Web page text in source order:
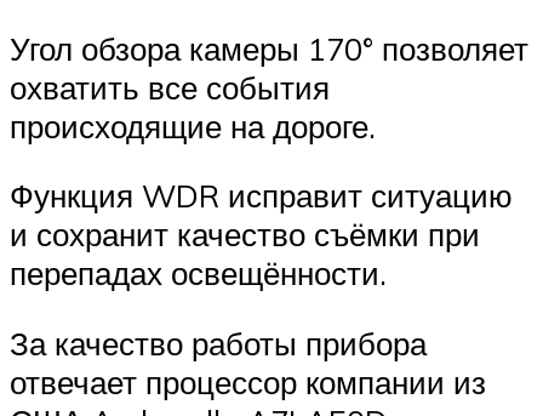
Угол обзора камеры 170° позволяет
охватить все события
происходящие на дороге.
Функция WDR исправит ситуацию
и сохранит качество съёмки при
перепадах освещённости.
За качество работы прибора
отвечает процессор компании из